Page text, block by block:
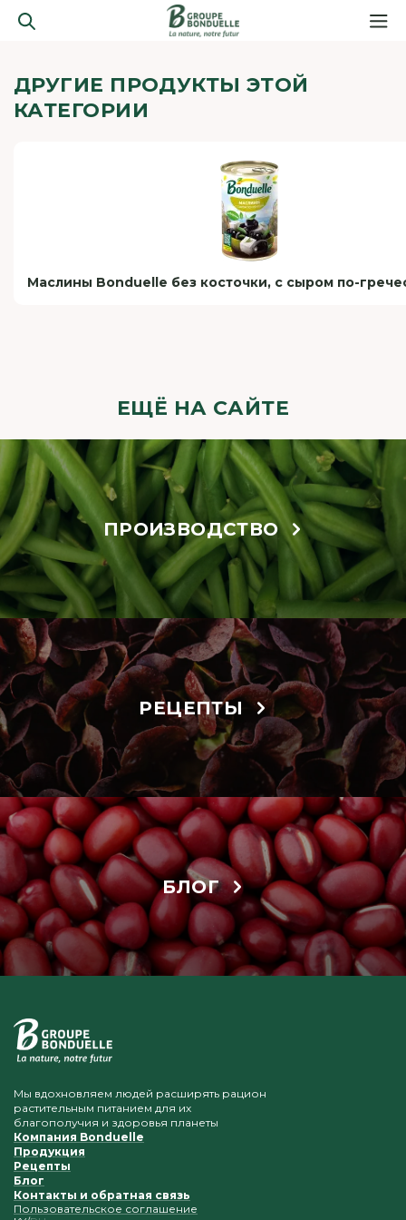
ДРУГИЕ ПРОДУКТЫ ЭТОЙ
КАТЕГОРИИ
Маслины Bonduelle без косточки, с сыром по-
ЕЩЁ НА САЙТЕ
ПРОИЗВОДСТВО
РЕЦЕПТЫ
БЛОГ
Мы вдохновляем людей расширять рацион
растительным питанием для их
благополучия и здоровья планеты
Компания Bonduelle
Продукция
Рецепты
Блог
Контакты и обратная связь
Пользовательское соглашение